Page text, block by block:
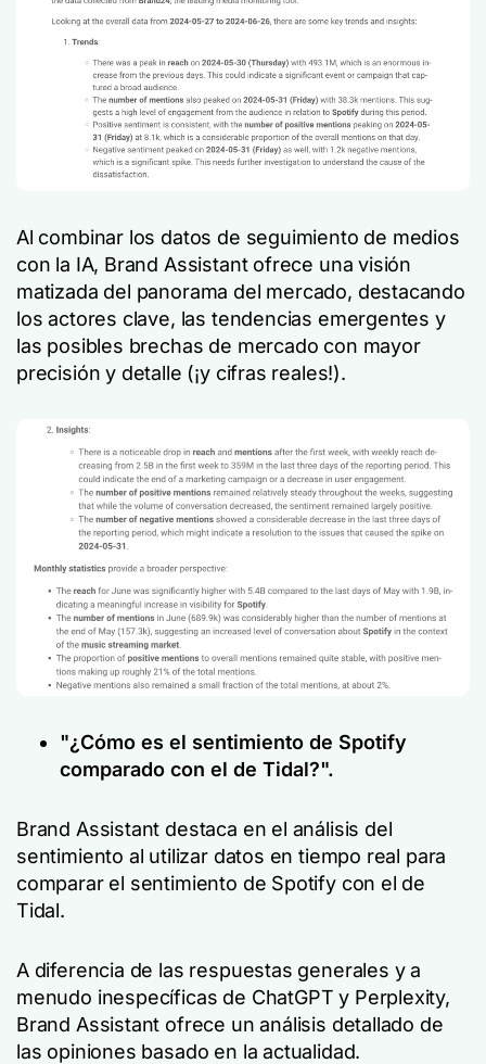
Al combinar los datos de seguimiento de medios
con la IA, Brand Assistant ofrece una visión
matizada del panorama del mercado, destacando
los actores clave, las tendencias emergentes y
las posibles brechas de mercado con mayor
precisión y detalle (¡y cifras reales!).
"¿Cómo es el sentimiento de Spotify
comparado con el de Tidal?".
Brand Assistant destaca en el análisis del
sentimiento al utilizar datos en tiempo real para
comparar el sentimiento de Spotify con el de
Tidal.
A diferencia de las respuestas generales y a
menudo inespecíficas de ChatGPT y Perplexity,
Brand Assistant ofrece un análisis detallado de
las opiniones basado en la actualidad.